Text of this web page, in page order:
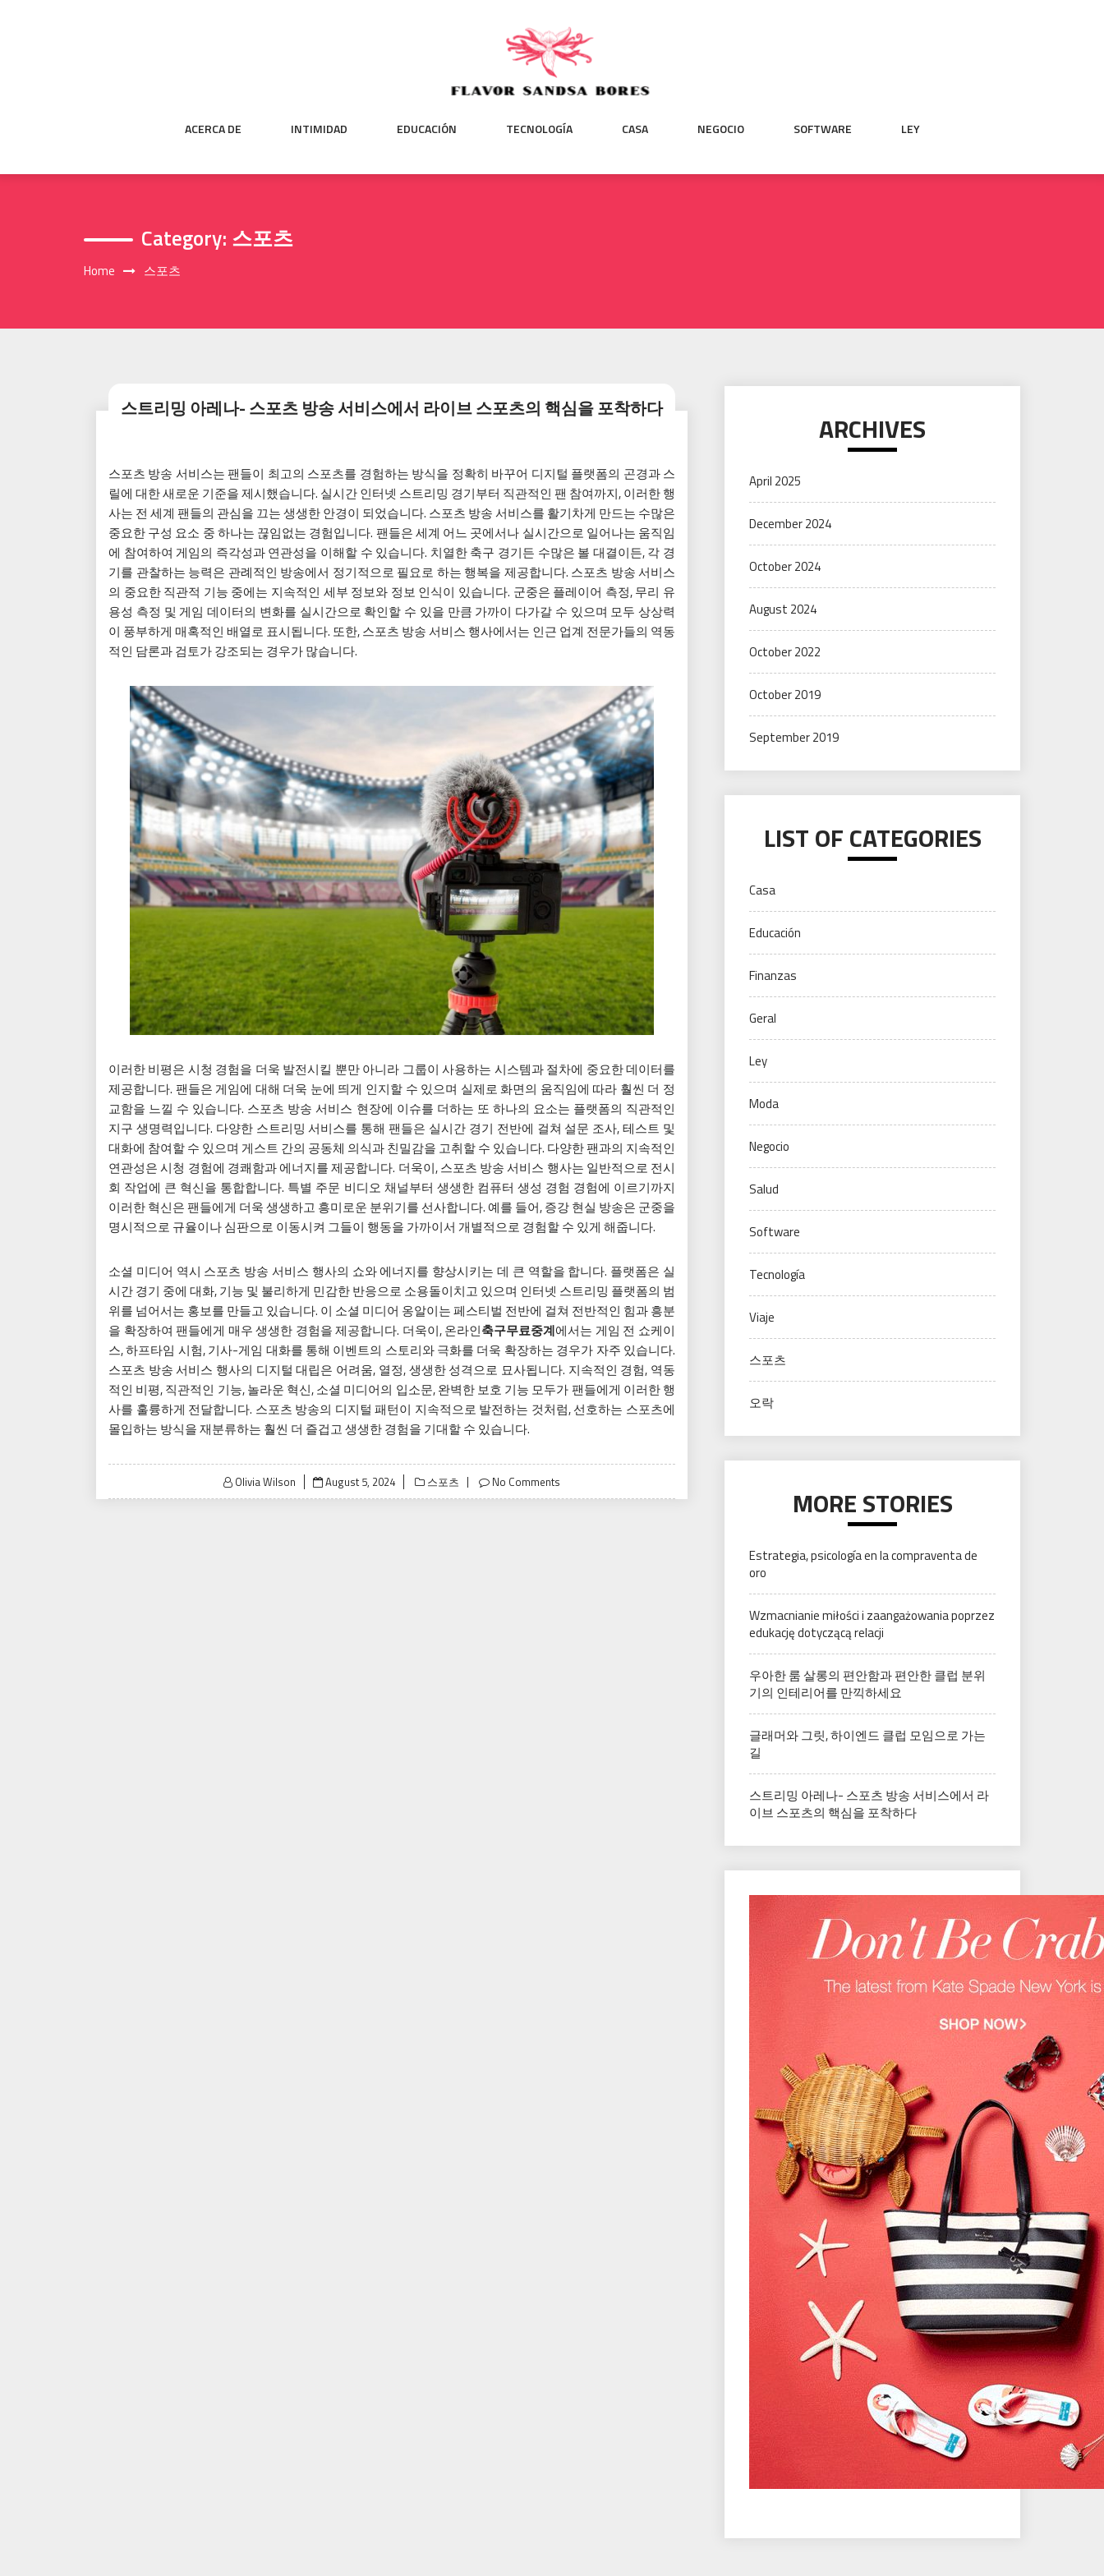
ACERCA DE INTIMIDAD EDUCACIÓN TECNOLOGÍA CASA NEGOCIO SOFTWARE LEY
Category: 스포츠
Home 스포츠
스트리밍 아레나- 스포츠 방송 서비스에서 라이브 스포츠의 핵심을 포착하다
스포츠 방송 서비스는 팬들이 최고의 스포츠를 경험하는 방식을 정확히 바꾸어 디지털 플랫폼의 곤경과 스
릴에 대한 새로운 기준을 제시했습니다. 실시간 인터넷 스트리밍 경기부터 직관적인 팬 참여까지, 이러한 행
사는 전 세계 팬들의 관심을 끄는 생생한 안경이 되었습니다. 스포츠 방송 서비스를 활기차게 만드는 수많은
중요한 구성 요소 중 하나는 끊임없는 경험입니다. 팬들은 세계 어느 곳에서나 실시간으로 일어나는 움직임
에 참여하여 게임의 즉각성과 연관성을 이해할 수 있습니다. 치열한 축구 경기든 수많은 볼 대결이든, 각 경
기를 관찰하는 능력은 관례적인 방송에서 정기적으로 필요로 하는 행복을 제공합니다. 스포츠 방송 서비스
의 중요한 직관적 기능 중에는 지속적인 세부 정보와 정보 인식이 있습니다. 군중은 플레이어 측정, 무리 유
용성 측정 및 게임 데이터의 변화를 실시간으로 확인할 수 있을 만큼 가까이 다가갈 수 있으며 모두 상상력
이 풍부하게 매혹적인 배열로 표시됩니다. 또한, 스포츠 방송 서비스 행사에서는 인근 업계 전문가들의 역동
적인 담론과 검토가 강조되는 경우가 많습니다.
이러한 비평은 시청 경험을 더욱 발전시킬 뿐만 아니라 그룹이 사용하는 시스템과 절차에 중요한 데이터를
제공합니다. 팬들은 게임에 대해 더욱 눈에 띄게 인지할 수 있으며 실제로 화면의 움직임에 따라 훨씬 더 정
교함을 느낄 수 있습니다. 스포츠 방송 서비스 현장에 이슈를 더하는 또 하나의 요소는 플랫폼의 직관적인
지구 생명력입니다. 다양한 스트리밍 서비스를 통해 팬들은 실시간 경기 전반에 걸쳐 설문 조사, 테스트 및
대화에 참여할 수 있으며 게스트 간의 공동체 의식과 친밀감을 고취할 수 있습니다. 다양한 팬과의 지속적인
연관성은 시청 경험에 경쾌함과 에너지를 제공합니다. 더욱이, 스포츠 방송 서비스 행사는 일반적으로 전시
회 작업에 큰 혁신을 통합합니다. 특별 주문 비디오 채널부터 생생한 컴퓨터 생성 경험 경험에 이르기까지
이러한 혁신은 팬들에게 더욱 생생하고 흥미로운 분위기를 선사합니다. 예를 들어, 증강 현실 방송은 군중을
명시적으로 규율이나 심판으로 이동시켜 그들이 행동을 가까이서 개별적으로 경험할 수 있게 해줍니다.
소셜 미디어 역시 스포츠 방송 서비스 행사의 쇼와 에너지를 향상시키는 데 큰 역할을 합니다. 플랫폼은 실
시간 경기 중에 대화, 기능 및 불리하게 민감한 반응으로 소용돌이치고 있으며 인터넷 스트리밍 플랫폼의 범
위를 넘어서는 홍보를 만들고 있습니다. 이 소셜 미디어 옹알이는 페스티벌 전반에 걸쳐 전반적인 힘과 흥분
을 확장하여 팬들에게 매우 생생한 경험을 제공합니다. 더욱이, 온라인축구무료중계에서는 게임 전 쇼케이
스, 하프타임 시험, 기사-게임 대화를 통해 이벤트의 스토리와 극화를 더욱 확장하는 경우가 자주 있습니다.
스포츠 방송 서비스 행사의 디지털 대립은 어려움, 열정, 생생한 성격으로 묘사됩니다. 지속적인 경험, 역동
적인 비평, 직관적인 기능, 놀라운 혁신, 소셜 미디어의 입소문, 완벽한 보호 기능 모두가 팬들에게 이러한 행
사를 훌륭하게 전달합니다. 스포츠 방송의 디지털 패턴이 지속적으로 발전하는 것처럼, 선호하는 스포츠에
몰입하는 방식을 재분류하는 훨씬 더 즐겁고 생생한 경험을 기대할 수 있습니다.
Olivia Wilson
Posted
on
August 5, 2024 스포츠 No Comments
ARCHIVES
April 2025
December 2024
October 2024
August 2024
October 2022
October 2019
September 2019
LIST OF CATEGORIES
Casa
Educación
Finanzas
Geral
Ley
Moda
Negocio
Salud
Software
Tecnología
Viaje
스포츠
오락
MORE STORIES
Estrategia, psicología en la compraventa de
oro
Wzmacnianie miłości i zaangażowania poprzez
edukację dotyczącą relacji
우아한 룸 살롱의 편안함과 편안한 클럽 분위
기의 인테리어를 만끽하세요
글래머와 그릿, 하이엔드 클럽 모임으로 가는
길
스트리밍 아레나- 스포츠 방송 서비스에서 라
이브 스포츠의 핵심을 포착하다